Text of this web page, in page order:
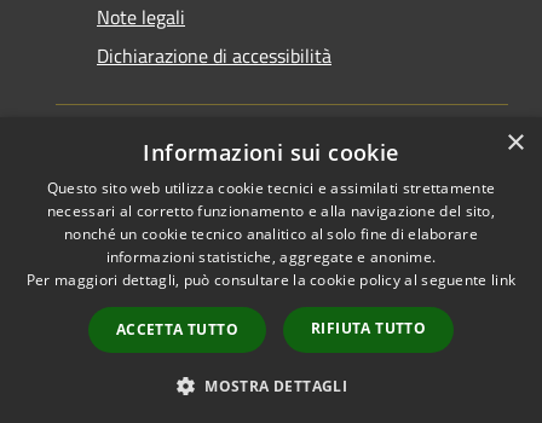
Note legali
Dichiarazione di accessibilità
RSS
Accessibilità
Cookie
Mappa del sito
Piano di miglioramento
Copyright © 2026 • Comune di
Santarcangelo di Romagna •
Powered byMunicipium
Accesso redazione
×
Informazioni sui cookie
Questo sito web utilizza cookie tecnici e assimilati strettamente
necessari al corretto funzionamento e alla navigazione del sito,
nonché un cookie tecnico analitico al solo fine di elaborare
informazioni statistiche, aggregate e anonime.
Per maggiori dettagli, può consultare la cookie policy al seguente link
ACCETTA TUTTO RIFIUTA TUTTO
MOSTRA DETTAGLI